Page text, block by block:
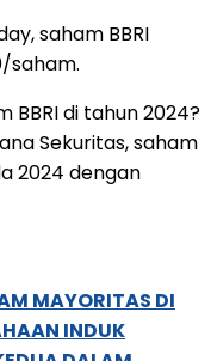
saham BBRI
saham.
BBRI di tahun 2024?
Sekuritas, saham
2024 dengan
MAYORITAS DI
INDUK